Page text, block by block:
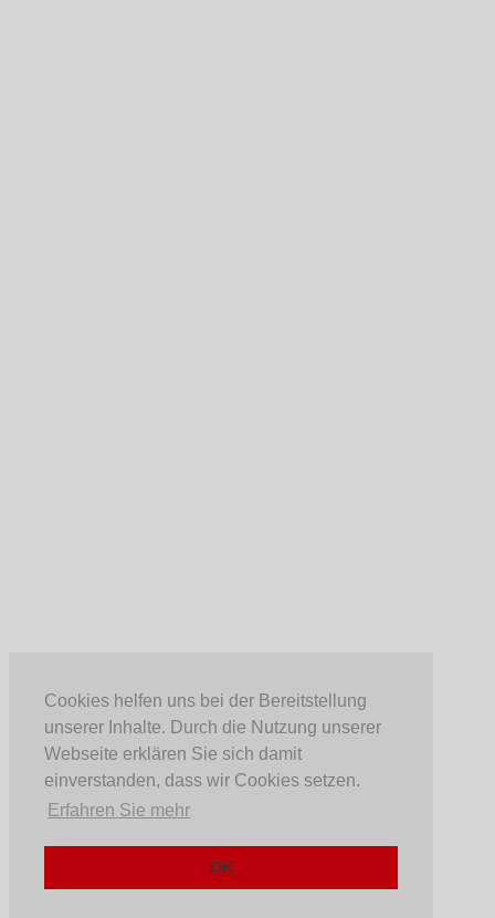
Cookies helfen uns bei der Bereitstellung
unserer Inhalte. Durch die Nutzung unserer
Webseite erklären Sie sich damit
einverstanden, dass wir Cookies setzen.
Erfahren Sie mehr
OK